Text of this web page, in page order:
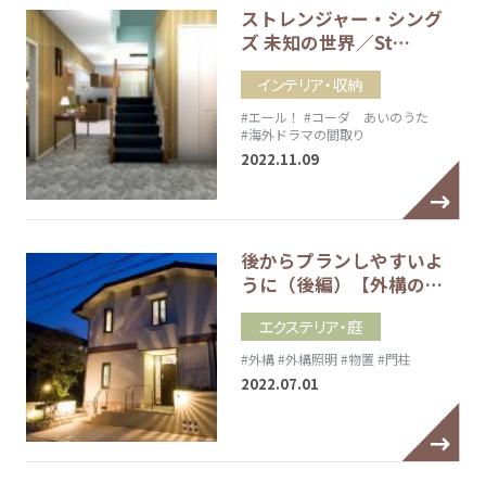
ストレンジャー・シング
ズ 未知の世界／St…
インテリア・収納
#エール！ #コーダ あいのうた
#海外ドラマの間取り
2022.11.09
後からプランしやすいよ
うに（後編）【外構の…
エクステリア・庭
#外構#外構照明 #物置 #門柱
2022.07.01